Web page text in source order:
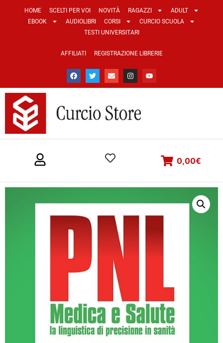
HOME SCELTI PER VOI NOVITÀ RAGAZZI
ADULT
EBOOK
AUDIOLIBRI CORSI
CURCIO SCUOLA
TESTI UNIVERSITARI
AFFILIATI REGISTRAZIONE LIBRERIE
0,00€